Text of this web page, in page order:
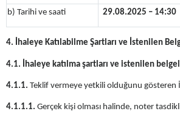
b) Tarihi ve saati 29.08.2025 – 14:30
4. İhaleye Katılabilme Şartları ve İstenilen
4.1. İhaleye katılma şartları ve istenilen
4.1.1. Teklif vermeye yetkili olduğunu gösteren
4.1.1.1. Gerçek kişi olması halinde, noter